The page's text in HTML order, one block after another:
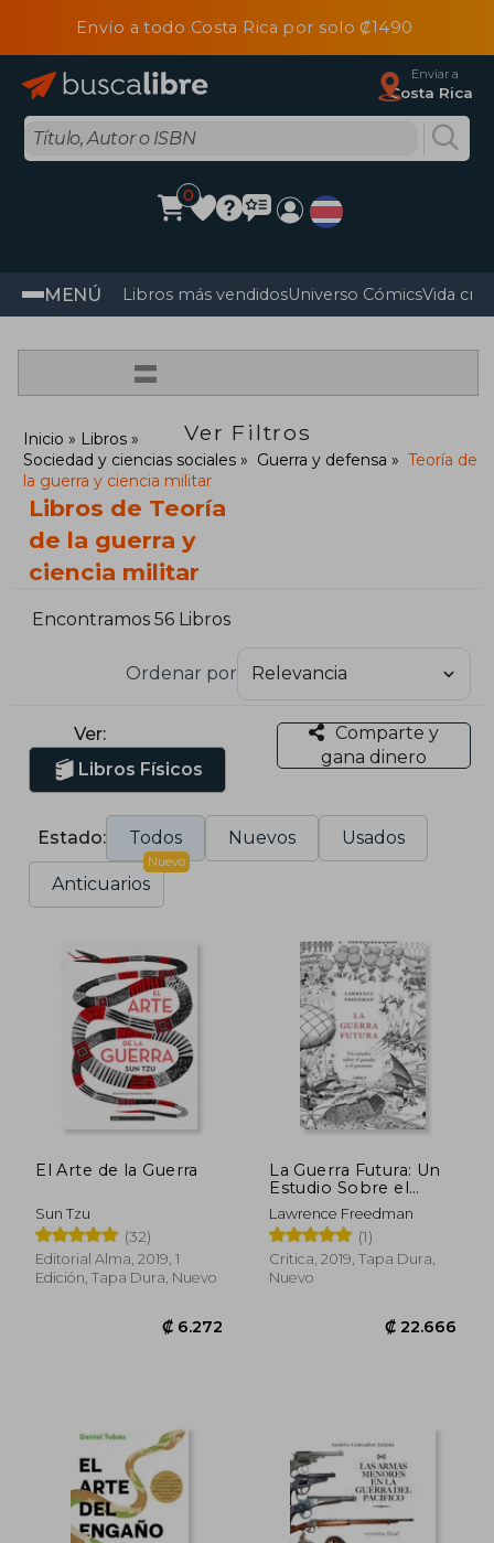
Envío a todo Costa Rica por solo ₡1490
Enviar a
Costa Rica
0
MENÚ Libros más vendidosUniverso CómicsVida
=
Ver Filtros
Inicio
Libros
Sociedad y ciencias sociales
Guerra y defensa
Teoría de
la guerra y ciencia militar
Libros de Teoría
de la guerra y
ciencia militar
Encontramos 56 Libros
Ordenar por
Ver:
Libros Físicos
Comparte y
gana dinero
Estado: Todos Nuevos Usados
Anticuarios
Nuevo
El Arte de la Guerra
Sun Tzu
(32)
Editorial Alma, 2019, 1
Edición, Tapa Dura, Nuevo
₡ 6.272
La Guerra Futura: Un
Estudio Sobre el
Pasado y el Presente
Lawrence Freedman
(1)
Critica, 2019, Tapa Dura,
Nuevo